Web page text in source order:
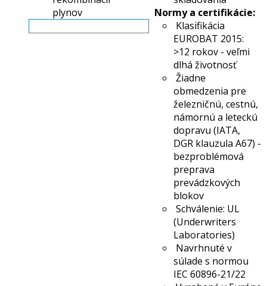
plynov
Normy a certifikácie:
Klasifikácia
EUROBAT 2015:
>12 rokov - veľmi
dlhá životnosť
Žiadne
obmedzenia pre
železničnú, cestnú,
námornú a leteckú
dopravu (IATA,
DGR klauzula A67) -
bezproblémová
preprava
prevádzkových
blokov
Schválenie: UL
(Underwriters
Laboratories)
Navrhnuté v
súlade s normou
IEC 60896-21/22